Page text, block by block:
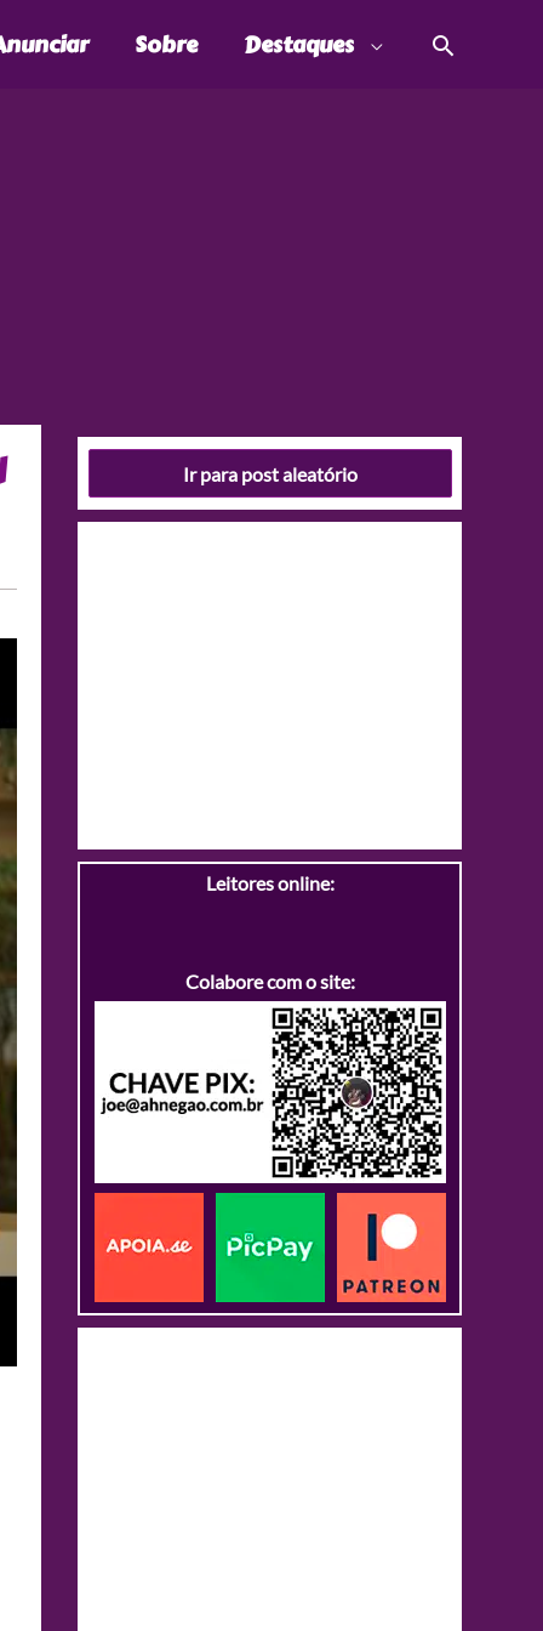
Sobre Destaques
Ir para post aleatório
Leitores online:
Colabore com o site: